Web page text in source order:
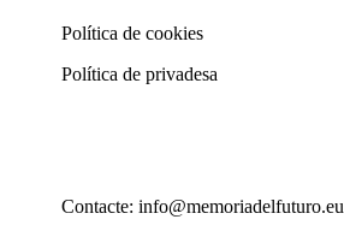
Política de cookies
Política de privadesa
Contacte: info@memoriadelfuturo.eu